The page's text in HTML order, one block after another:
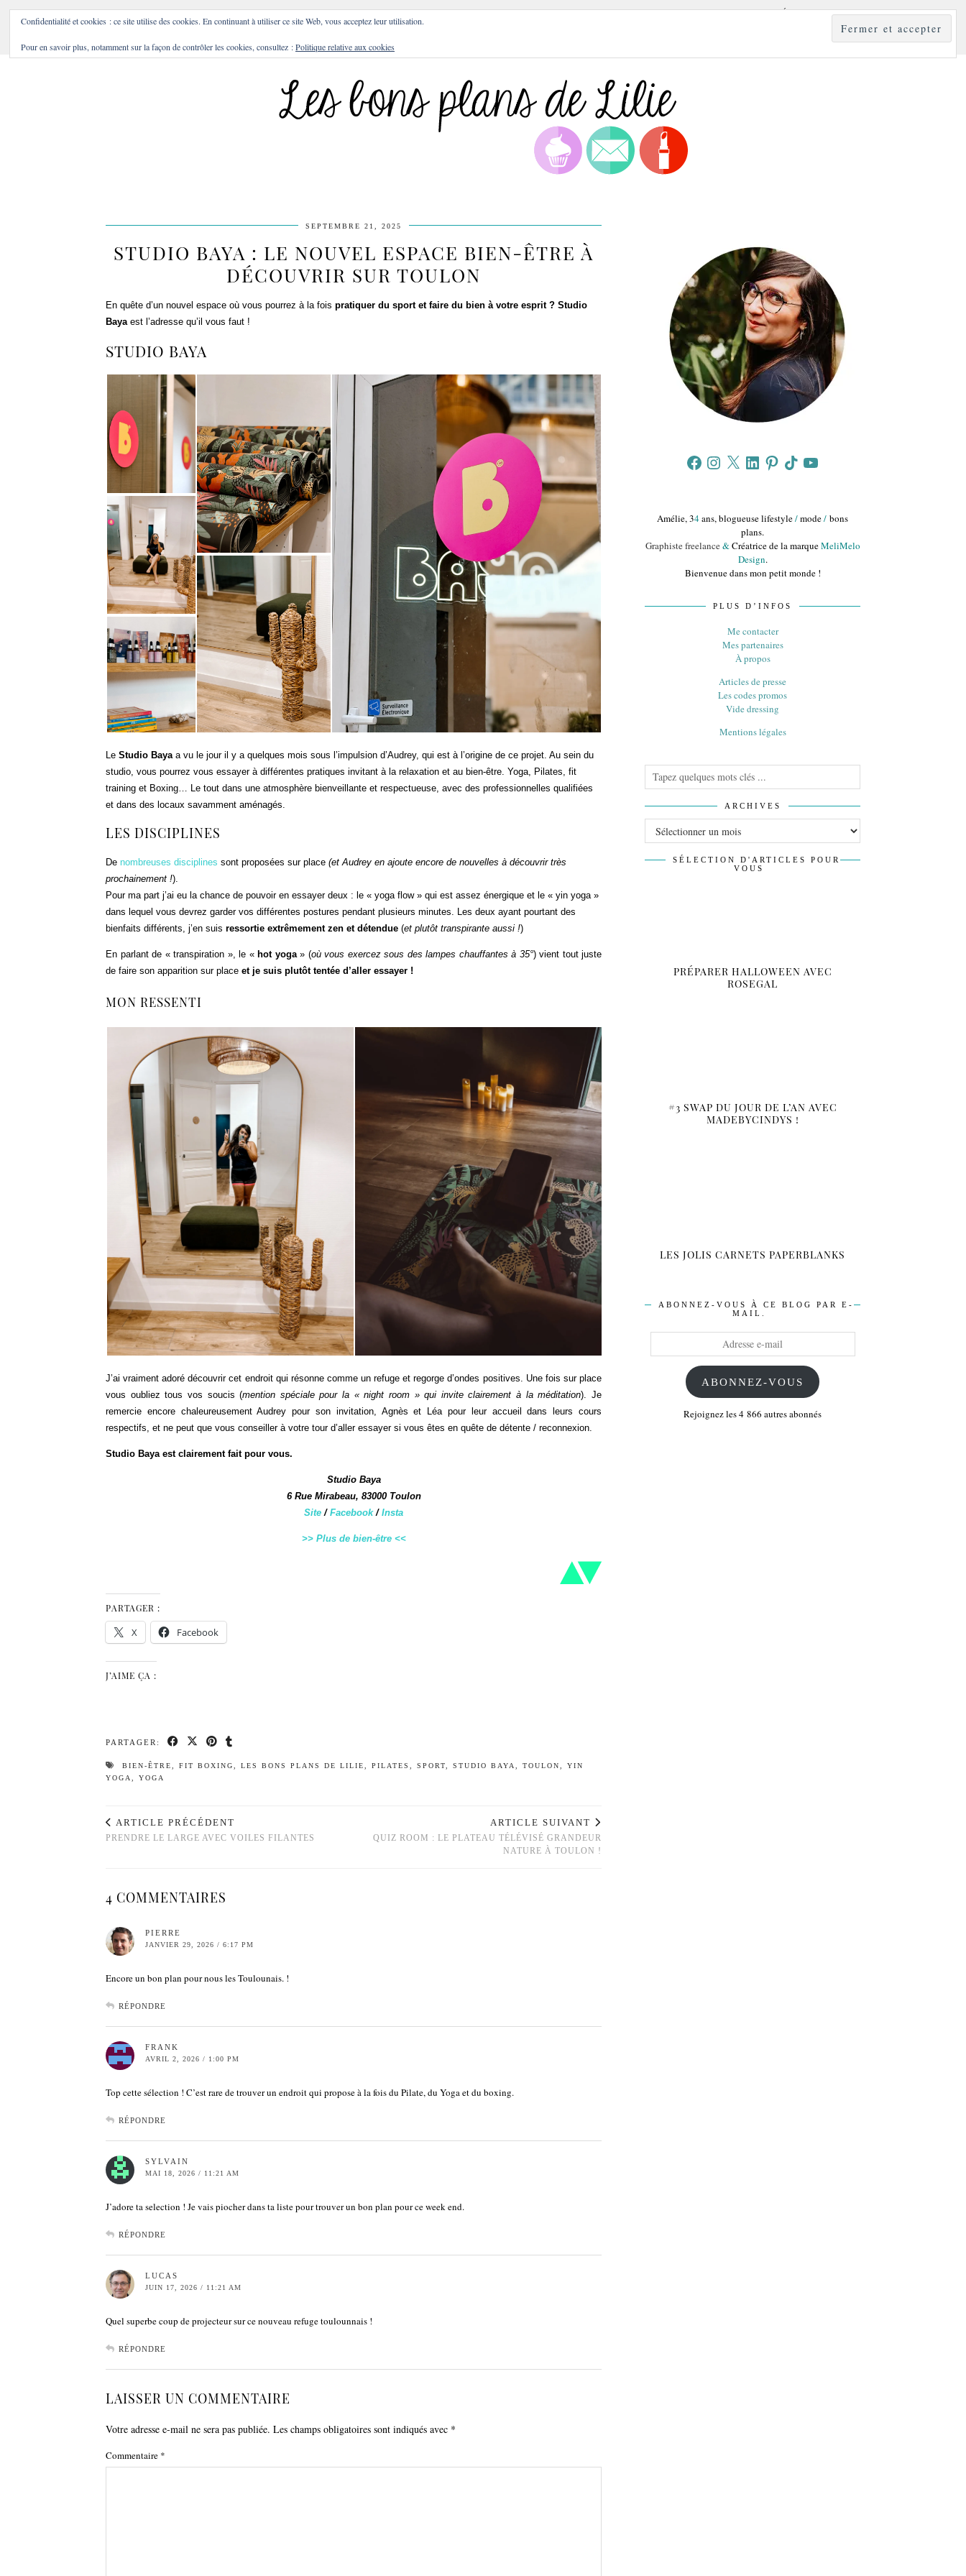
SEPTEMBRE 21, 2025
STUDIO BAYA : LE NOUVEL ESPACE BIEN-ÊTRE À
DÉCOUVRIR SUR TOULON
En quête d’un nouvel espace où vous pourrez à la fois pratiquer du sport et faire du bien à votre esprit ? Studio
Bayaest l’adresse qu’il vous faut !
STUDIO BAYA
Le Studio Baya a vu le jour il y a quelques mois sous l’impulsion d’Audrey, qui est à l’origine de ce projet. Au sein du
studio, vous pourrez vous essayer à différentes pratiques invitant à la relaxation et au bien-être. Yoga, Pilates, fit
training et Boxing… Le tout dans une atmosphère bienveillante et respectueuse, avec des professionnelles qualifiées
et dans des locaux savamment aménagés.
LES DISCIPLINES
De nombreuses disciplines sont proposées sur place (et Audrey en ajoute encore de nouvelles à découvrir très
prochainement !).
Pour ma part j’ai eu la chance de pouvoir en essayer deux : le « yoga flow » qui est assez énergique et le « yin yoga »
dans lequel vous devrez garder vos différentes postures pendant plusieurs minutes. Les deux ayant pourtant des
bienfaits différents, j’en suis ressortie extrêmement zen et détendue (et plutôt transpirante aussi !)
En parlant de « transpiration », le « hot yoga» (où vous exercez sous des lampes chauffantes à 35°) vient tout juste
de faire son apparition sur place et je suis plutôt tentée d’aller essayer !
MON RESSENTI
J’ai vraiment adoré découvrir cet endroit qui résonne comme un refuge et regorge d’ondes positives. Une fois sur place
vous oubliez tous vos soucis (mention spéciale pour la « night room » qui invite clairement à la méditation). Je
remercie encore chaleureusement Audrey pour son invitation, Agnès et Léa pour leur accueil dans leurs cours
respectifs, et ne peut que vous conseiller à votre tour d’aller essayer si vous êtes en quête de détente / reconnexion.
Studio Baya est clairement fait pour vous.
Studio Baya
6 Rue Mirabeau, 83000 Toulon
Site / Facebook/ Insta
>> Plus de bien-être <<
PARTAGER :
X Facebook
J’AIME ÇA :
PARTAGER:
BIEN-ÊTRE FIT BOXING LES BONS PLANS DE LILIE PILATES SPORT STUDIO BAYA TOULON
YIN
YOGA
YOGA
ARTICLE PRÉCÉDENT
PRENDRE LE LARGE AVEC VOILES FILANTES
ARTICLE SUIVANT
QUIZ ROOM : LE PLATEAU TÉLÉVISÉ GRANDEUR
NATURE À TOULON !
4 COMMENTAIRES
PIERRE
JANVIER 29, 2026 / 6:17 PM
Encore un bon plan pour nous les Toulounais. !
RÉPONDRE
FRANK
AVRIL 2, 2026 / 1:00 PM
Top cette sélection ! C’est rare de trouver un endroit qui propose à la fois du Pilate, du Yoga et du boxing.
RÉPONDRE
SYLVAIN
MAI 18, 2026 / 11:21 AM
J’adore ta selection ! Je vais piocher dans ta liste pour trouver un bon plan pour ce week end.
RÉPONDRE
LUCAS
JUIN 17, 2026 / 11:21 AM
Quel superbe coup de projecteur sur ce nouveau refuge toulounnais !
RÉPONDRE
LAISSER UN COMMENTAIRE
Votre adresse e-mail ne sera pas publiée. Les champs obligatoires sont indiqués avec *
Commentaire *
FacebookInstagram
X LinkedInPinterestTikTokYouTube
Amélie, 34ans, blogueuse lifestyle/mode/ bons
plans.
Graphiste freelance&Créatrice de la marqueMeliMelo
Design.
Bienvenue dans mon petit monde !
PLUS D’INFOS
Me contacter
Mes partenaires
À propos
Articles de presse
Les codes promos
Vide dressing
Mentions légales
ARCHIVES
SÉLECTION D'ARTICLES POUR
VOUS
PRÉPARER HALLOWEEN AVEC
ROSEGAL
#3 SWAP DU JOUR DE L’AN AVEC
MADEBYCINDYS !
LES JOLIS CARNETS PAPERBLANKS
ABONNEZ-VOUS À CE BLOG PAR E-
MAIL.
ABONNEZ-VOUS
Rejoignez les 4 866 autres abonnés
Confidentialité et cookies : ce site utilise des cookies. En continuant à utiliser ce site Web, vous acceptez leur utilisation.
Pour en savoir plus, notamment sur la façon de contrôler les cookies, consultez :Politique relative aux cookies